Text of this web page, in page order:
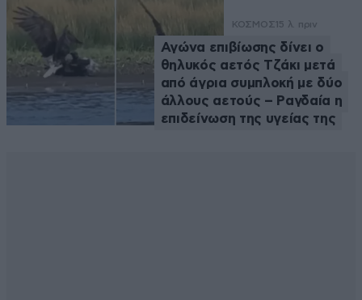
ΚΟΣΜΟΣ 15 λ. πριν
Αγώνα επιβίωσης δίνει ο
θηλυκός αετός Τζάκι μετά
από άγρια συμπλοκή με δύο
άλλους αετούς – Ραγδαία η
επιδείνωση της υγείας της